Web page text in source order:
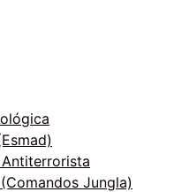
Jungla)